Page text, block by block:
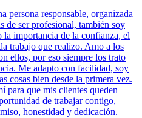
persona responsable, organizada
de ser profesional, también soy
la importancia de la confianza, el
trabajo que realizo. Amo a los
ellos, por eso siempre los trato
Me adapto con facilidad, soy
cosas bien desde la primera vez.
para que mis clientes queden
de trabajar contigo,
honestidad y dedicación.